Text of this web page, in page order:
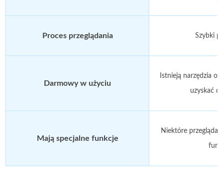
Proces przeglądania Szybki
Darmowy w użyciu
Istnieją narzędzia
uzyskać
Mają specjalne funkcje
Niektóre